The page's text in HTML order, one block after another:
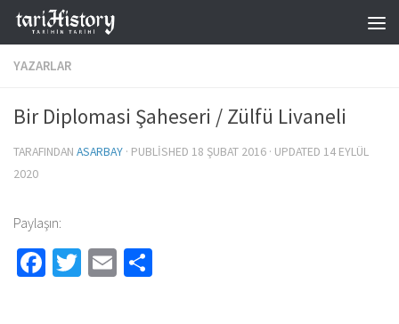
Skip to content
YAZARLAR
Bir Diplomasi Şaheseri / Zülfü Livaneli
TARAFINDAN ASARBAY · PUBLISHED 18 ŞUBAT 2016 · UPDATED 14 EYLÜL
2020
Paylaşın:
Facebook
Twitter
Email